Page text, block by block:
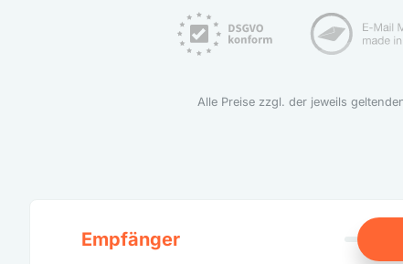
Alle Preise zzgl. der jeweils
Empfänger